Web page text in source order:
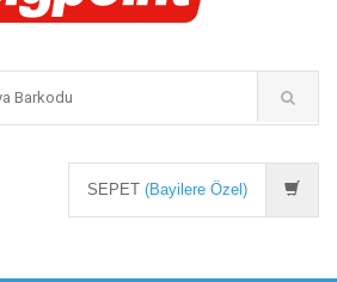
SEPET (Bayilere Özel)